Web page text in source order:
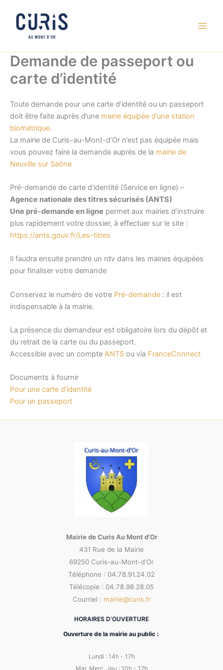
contenu
Demande de passeport ou
carte d’identité
Toute demande pour une carte d’identité ou un passeport
doit être faite auprès d’une mairie équipée d’une station
biométrique.
La mairie de Curis-au-Mont-d’Or n’est pas équipée mais
vous pouvez faire la demande auprès de la mairie de
Neuville sur Saône
Pré-demande de carte d’identité (Service en ligne) –
Agence nationale des titres sécurisés (ANTS)
Une pré-demande en ligne permet aux mairies d’instruire
plus rapidement votre dossier, à effectuer sur le site :
https://ants.gouv.fr/Les-titres
Il faudra ensuite prendre un rdv dans les mairies équipées
pour finaliser votre demande
Conservez le numéro de votre Pré-demande : il est
indispensable à la mairie.
La présence du demandeur est obligatoire lors du dépôt et
du retrait de la carte ou du passeport.
Accessible avec un compte ANTS ou via FranceConnect
Documents à fournir
Pour une carte d’identité
Pour un passeport
Mairie de Curis Au Mont d'Or
431 Rue de la Mairie
69250 Curis-au-Mont-d'Or
Téléphone : 04.78.91.24.02
Télécopie : 04.78.98.28.05
Courriel : mairie@curis.fr
HORAIRES D’OUVERTURE
Ouverture de la mairie au public :
Lundi : 14h - 17h
Mar, Merc, Jeu : 10h - 12h